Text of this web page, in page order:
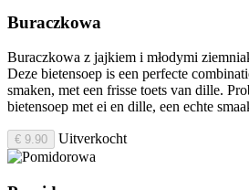
Buraczkowa
Buraczkowa z jajkiem i młodymi
Deze bietensoep is een perfecte
smaken, met een frisse toets van dille.
bietensoep met ei en dille, een echte
€ 9.90 Uitverkocht